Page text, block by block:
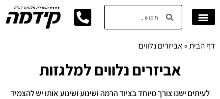
דף הבית»אביזרים נלווים
אביזרים נלווים למלגזות
לעיתים ישנו צורך מיוחד בציוד הרמה ושינוע ושינוע אותו יש להצמיד